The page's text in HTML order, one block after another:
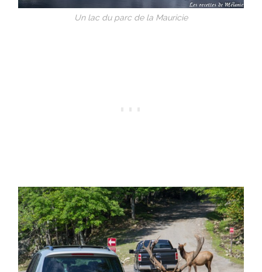
Un lac du parc de la Mauricie